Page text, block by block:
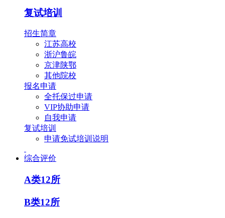
复试培训
招生简章
江苏高校
浙沪鲁皖
京津陕鄂
其他院校
报名申请
全托保过申请
VIP协助申请
自我申请
复试培训
申请免试培训说明
综合评价
A类12所
B类12所